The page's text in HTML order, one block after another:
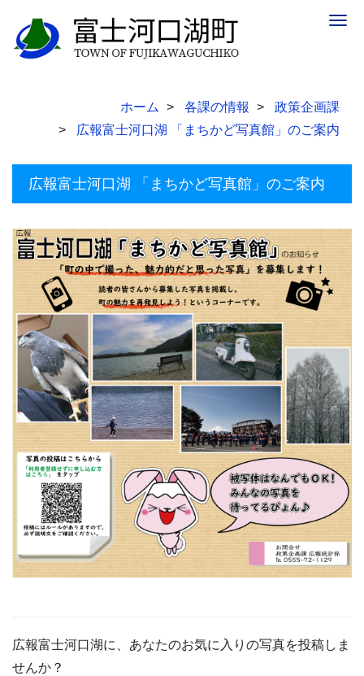
ホーム 各課の情報
政策企画課
広報富士河口湖 「まちかど写真館」のご案内
広報富士河口湖 「まちかど写真館」のご案内
広報富士河口湖に、あなたのお気に入りの写真を投稿しま
せんか？